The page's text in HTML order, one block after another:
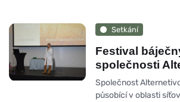
Setkání
Festival
společnosti
Společnost
působící v oblasti